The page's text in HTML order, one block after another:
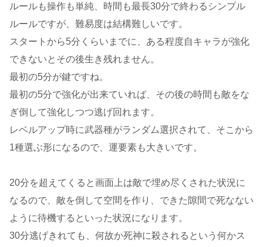
ルールも操作も単純、時間も最長30分で終わるシンプル
ルールですが、難易度は結構難しいです。
スタートから5分くらいまでに、ある程度自キャラが強化
できないとその後生き残れません。
最初の5分が鍵ですね。
最初の5分で強化が出来ていれば、その後の時間も敵をな
ぎ倒して強化しつつ逃げ回れます。
レベルアップ時に武器種がランダム選択されて、そこから
1種選ぶ形になるので、運要素も大きいです。
20分を超えてくると画面上は敵で埋め尽くされた状況に
なるので、敵を倒して空間を作り、できた隙間で死なない
ように待機するといった状況になります。
30分逃げきれても、何故か死神に殺されるという何かス